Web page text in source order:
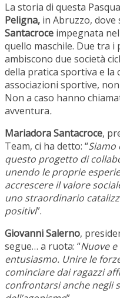
La storia di questa
Peligna, in Abruzzo, dove
Santacroce impegnata
quello maschile. Due tra
ambiscono due società
della pratica sportiva e
associazioni sportive,
Non a caso hanno
avventura.
Mariadora Santacroce,
Team, ci ha detto: “Siamo
questo progetto di
unendo le proprie
accrescere il valore
uno straordinario
positivi”.
Giovanni Salerno,
segue… a ruota: “Nuove
entusiasmo. Unire le
cominciare dai ragazzi
confrontarsi anche negli